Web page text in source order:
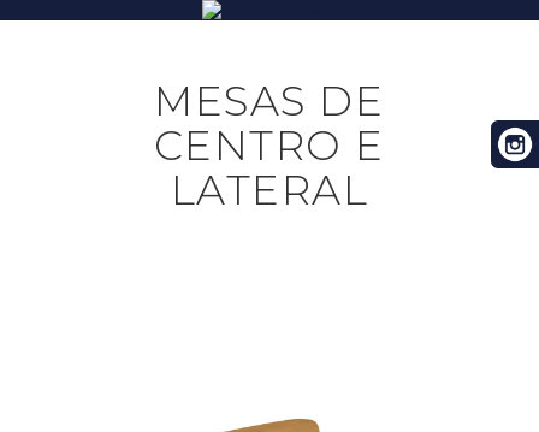
MESAS DE
CENTRO E
LATERAL